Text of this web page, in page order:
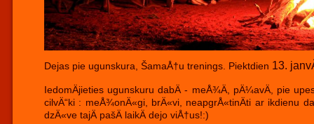
Dejas pie ugunskura, ŠamaÅ†u trenings. Piektdien 13.
IedomÄjieties ugunskuru dabÄ - meÅ¾Ä, pÄ¼avÄ, pie
cilvÄ“ki : meÅ¾onÄ«gi, brÄ«vi, neapgrÅ«tinÄti ar
dzÄ«ve tajÄ pašÄ laikÄ dejo viÅ†us!:)